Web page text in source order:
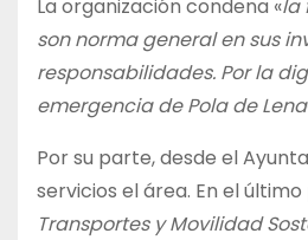
La organización condena «la
son norma general en sus
responsabilidades. Por la
emergencia de Pola de Lena
Por su parte, desde el
servicios el área. En el
Transportes y Movilidad